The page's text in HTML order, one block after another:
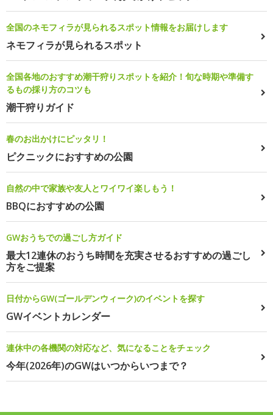
全国のネモフィラが見られるスポット情報をお届けします
ネモフィラが見られるスポット
全国各地のおすすめ潮干狩りスポットを紹介！旬な時期や準備す
るもの採り方のコツも
潮干狩りガイド
春のお出かけにピッタリ！
ピクニックにおすすめの公園
自然の中で家族や友人とワイワイ楽しもう！
BBQにおすすめの公園
GWおうちでの過ごし方ガイド
最大12連休のおうち時間を充実させるおすすめの過ごし
方をご提案
日付からGW(ゴールデンウィーク)のイベントを探す
GWイベントカレンダー
連休中の各機関の対応など、気になることをチェック
今年(2026年)のGWはいつからいつまで？